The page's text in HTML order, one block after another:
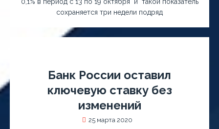
сохраняется три недели подряд
Банк России оставил
ключевую ставку без
изменений
25 марта 2020